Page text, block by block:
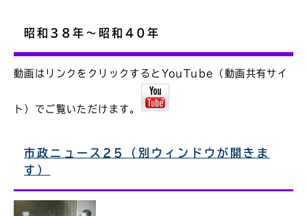
昭和38年～昭和40年
動画はリンクをクリックするとYouTube（動画共有サイ
ト）でご覧いただけます。
市政ニュース25（別ウィンドウが開きま
す）